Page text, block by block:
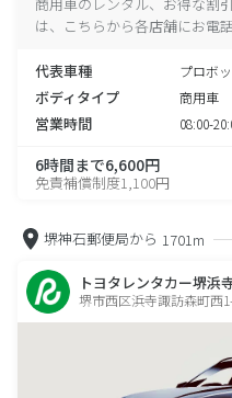
は、こちらから各店舗にお電話
代表車種 プロボ
ボディタイプ 商用車
営業時間 08:00-
6時間まで6,600円
免責補償制度1,100円
堺神石郵便局から 1701m
トヨタレンタカー堺浜
堺市西区浜寺諏訪森町西